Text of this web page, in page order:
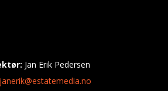
Jan Erik Pedersen
janerik@estatemedia.no